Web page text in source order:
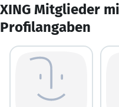
XING Mitglieder
Profilangaben